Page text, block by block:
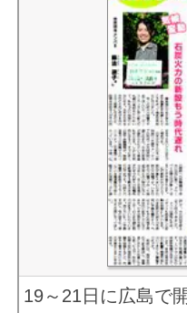
19～21日に広島で